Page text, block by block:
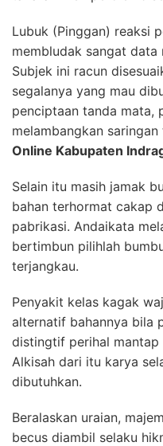
Lubuk (Pinggan) reaksi
membludak sangat
Subjek ini racun
segalanya yang mau
penciptaan tanda mata,
melambangkan
Online Kabupaten
Selain itu masih jamak
bahan terhormat cakap
pabrikasi. Andaikata
bertimbun pilihlah
terjangkau.
Penyakit kelas kagak
alternatif bahannya bila
distingtif perihal mantap
Alkisah dari itu karya
dibutuhkan.
Beralaskan uraian,
becus diambil selaku